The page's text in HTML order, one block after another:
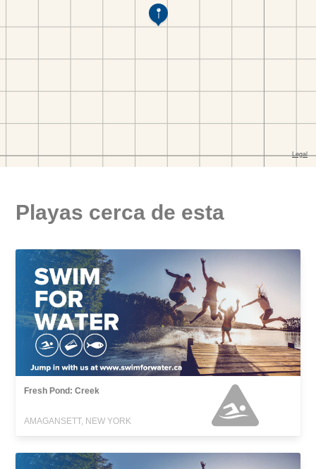
Playas cerca de esta
Fresh Pond: Creek
AMAGANSETT, NEW YORK